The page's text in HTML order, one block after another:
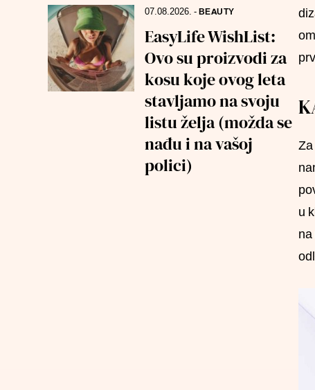
07.08.2026. - BEAUTY
EasyLife WishList:
Ovo su proizvodi za
kosu koje ovog leta
stavljamo na svoju
listu želja (možda se
nađu i na vašoj
polici)
u